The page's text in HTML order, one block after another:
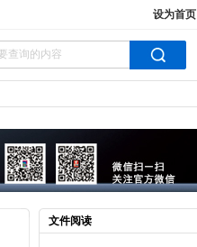
设为首页
文件阅读